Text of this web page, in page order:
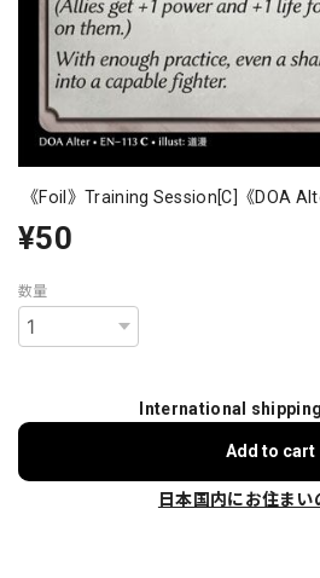
《Foil》Training Session[C]《DOA
¥50
数量
International
Add to cart
日本国内にお住まい